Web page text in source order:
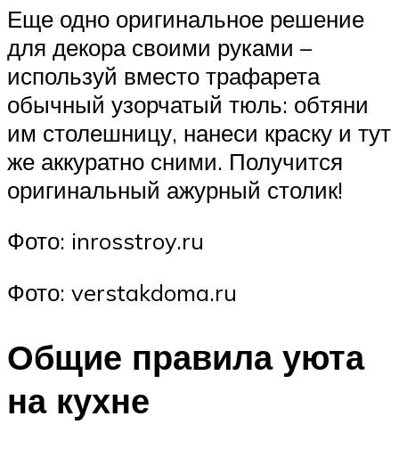
Еще одно оригинальное решение
для декора своими руками –
используй вместо трафарета
обычный узорчатый тюль: обтяни
им столешницу, нанеси краску и тут
же аккуратно сними. Получится
оригинальный ажурный столик!
Фото: inrosstroy.ru
Фото: verstakdoma.ru
Общие правила уюта
на кухне